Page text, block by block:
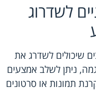
לשדרוג
שיכולים לשדרג את
ניתן לשלב אמצעים
תמונות או סרטונים